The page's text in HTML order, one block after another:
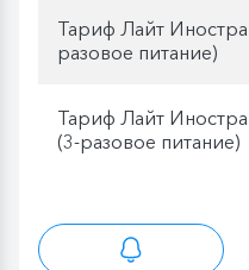
Тариф Лайт
разовое питание)
Тариф Лайт
(3-разовое питание)